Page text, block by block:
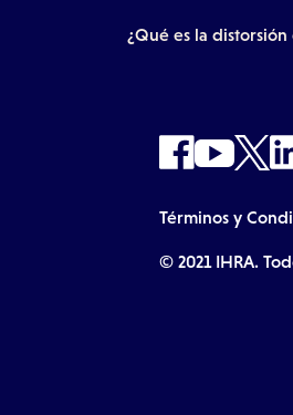
¿Qué es la
Términos y
© 2021 IHRA.